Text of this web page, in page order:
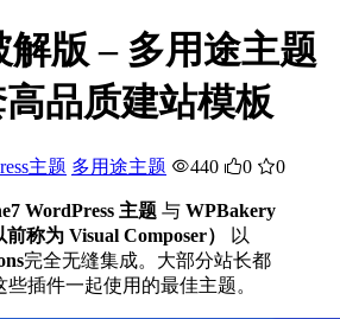
解版 – 多用途主题
品质建站模板
主题 多用途主题 440 0 0
WordPress 主题 与 WPBakery
称为 Visual Composer）
以
完全无缝集成。大部分站长都
些插件一起使用的最佳主题。